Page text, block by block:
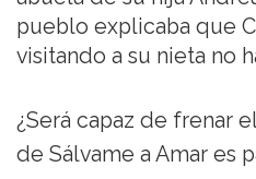
pueblo explicaba que
visitando a su nieta no
¿Será capaz de frenar
de Sálvame a Amar es